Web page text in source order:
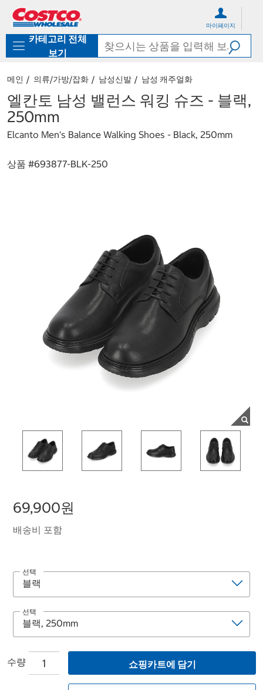
로
기
가
마이페이지
카테고리 전체
보기
메인 의류/가방/잡화 남성신발 남성 캐주얼화
엘칸토 남성 밸런스 워킹 슈즈 - 블랙,
250mm
Elcanto Men's Balance Walking Shoes - Black, 250mm
상품 #693877-BLK-250
69,900원
배송비 포함
선택
선택
수량 쇼핑카트에 담기